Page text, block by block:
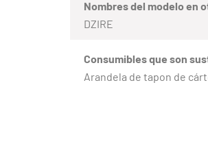
Nombres del modelo en
DZIRE
Consumibles que son
Arandela de tapon de